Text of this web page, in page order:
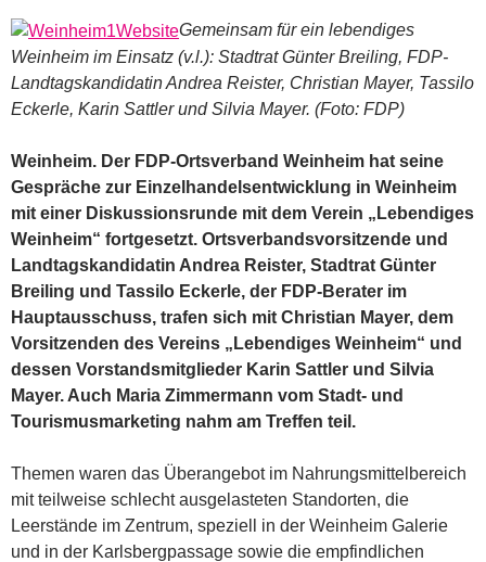
Gemeinsam für ein lebendiges
Weinheim im Einsatz (v.l.): Stadtrat Günter Breiling, FDP-
Landtagskandidatin Andrea Reister, Christian Mayer, Tassilo
Eckerle, Karin Sattler und Silvia Mayer. (Foto: FDP)
Weinheim. Der FDP-Ortsverband Weinheim hat seine
Gespräche zur Einzelhandelsentwicklung in Weinheim
mit einer Diskussionsrunde mit dem Verein „Lebendiges
Weinheim“ fortgesetzt. Ortsverbandsvorsitzende und
Landtagskandidatin Andrea Reister, Stadtrat Günter
Breiling und Tassilo Eckerle, der FDP-Berater im
Hauptausschuss, trafen sich mit Christian Mayer, dem
Vorsitzenden des Vereins „Lebendiges Weinheim“ und
dessen Vorstandsmitglieder Karin Sattler und Silvia
Mayer. Auch Maria Zimmermann vom Stadt- und
Tourismusmarketing nahm am Treffen teil.
Themen waren das Überangebot im Nahrungsmittelbereich
mit teilweise schlecht ausgelasteten Standorten, die
Leerstände im Zentrum, speziell in der Weinheim Galerie
und in der Karlsbergpassage sowie die empfindlichen